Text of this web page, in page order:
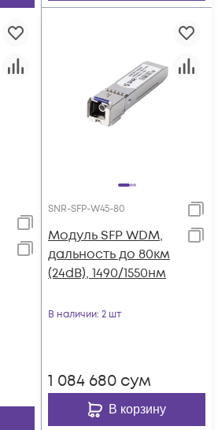
SNR-SFP-W45-80
Модуль SFP WDM,
дальность до 80км
(24dB), 1490/1550нм
В наличии: 2 шт
1 084 680 сум
В корзину